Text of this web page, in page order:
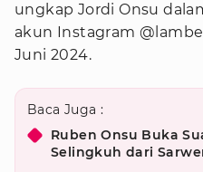
ungkap Jordi Onsu
akun Instagram
Juni 2024.
Baca Juga :
Ruben Onsu Buka
Selingkuh dari